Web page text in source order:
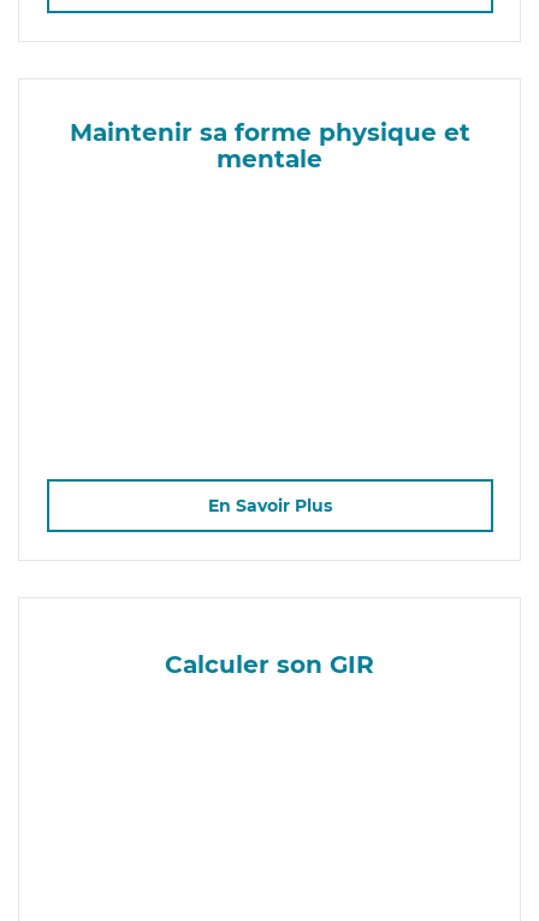
Maintenir sa forme physique et
mentale
En Savoir Plus
Calculer son GIR